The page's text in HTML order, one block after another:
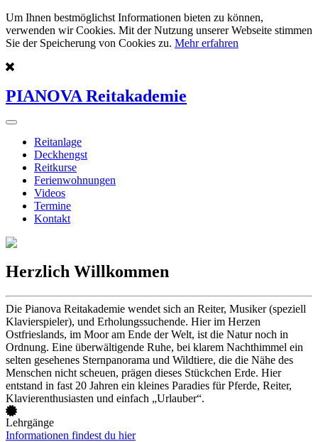
Um Ihnen bestmöglichst Informationen bieten zu können,
verwenden wir Cookies. Mit der Nutzung unserer Webseite stimmen
Sie der Speicherung von Cookies zu. Mehr erfahren
PIANOVA Reitakademie
Reitanlage
Deckhengst
Reitkurse
Ferienwohnungen
Videos
Termine
Kontakt
Herzlich Willkommen
Die Pianova Reitakademie wendet sich an Reiter, Musiker (speziell
Klavierspieler), und Erholungssuchende. Hier im Herzen
Ostfrieslands, im Moor am Ende der Welt, ist die Natur noch in
Ordnung. Eine überwältigende Ruhe, bei klarem Nachthimmel ein
selten gesehenes Sternpanorama und Wildtiere, die die Nähe des
Menschen nicht scheuen, prägen dieses Stückchen Erde. Hier
entstand in fast 20 Jahren ein kleines Paradies für Pferde, Reiter,
Klavierenthusiasten und einfach „Urlauber“.
Lehrgänge
Informationen findest du hier